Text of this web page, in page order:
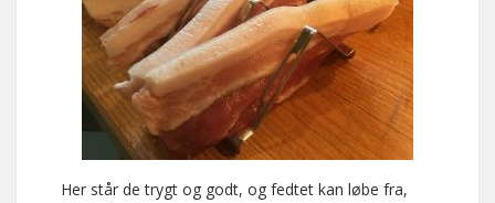
Her står de trygt og godt, og fedtet kan løbe fra,